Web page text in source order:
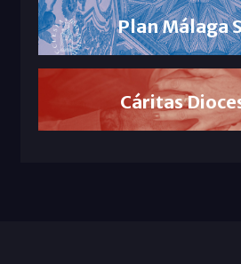
Plan Málaga
Cáritas